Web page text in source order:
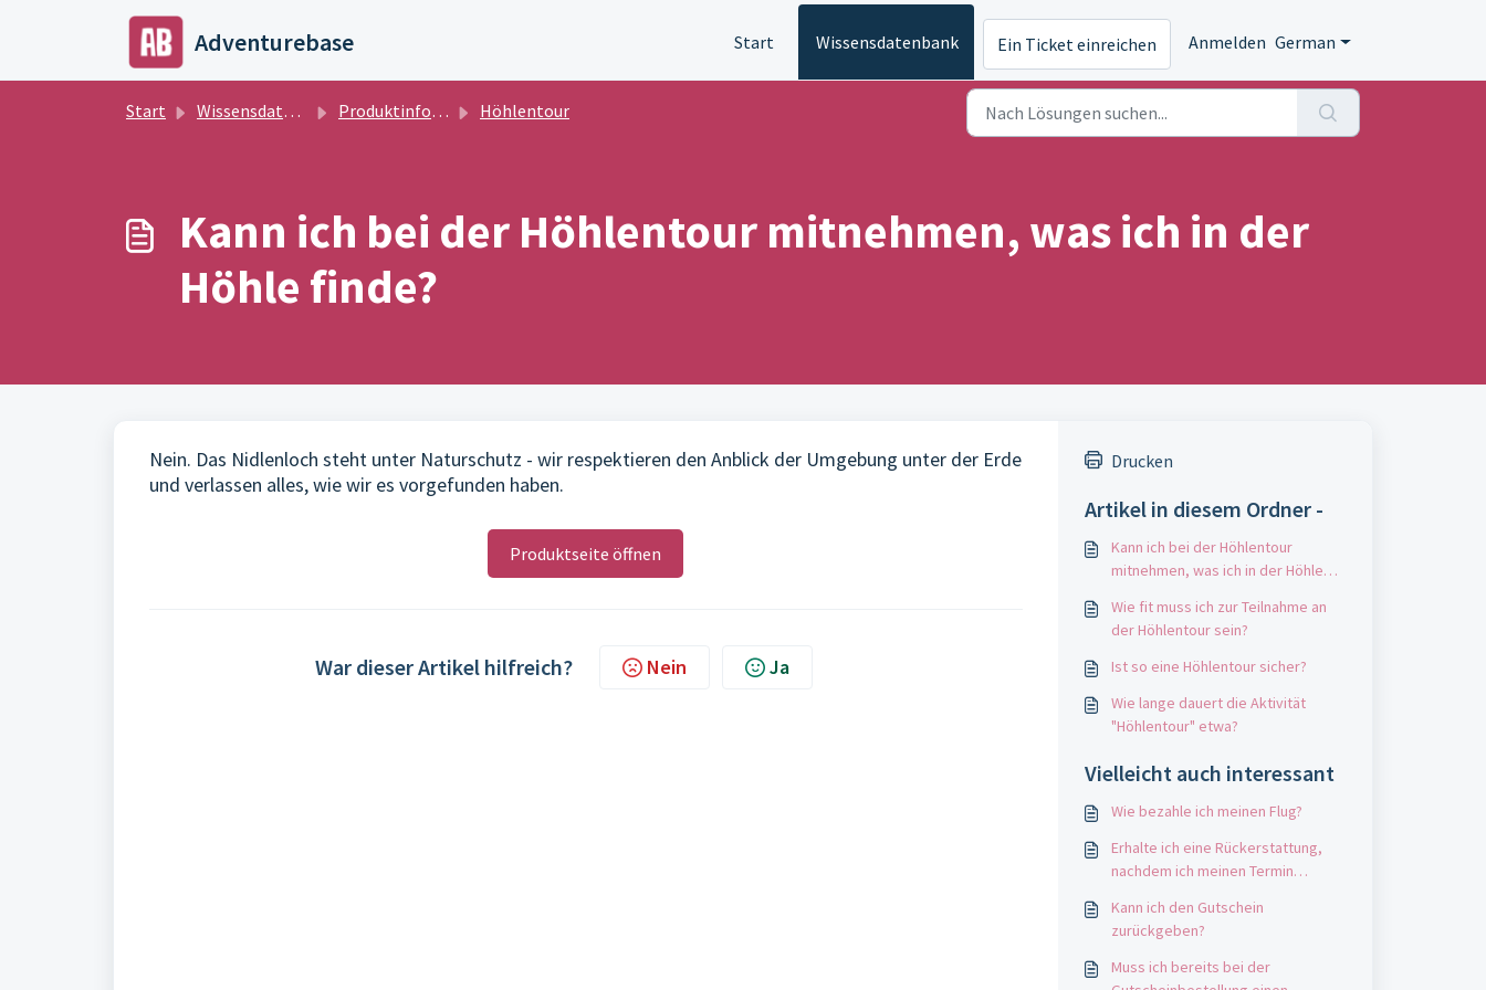
Zum hauptsächlichen Inhalt gehen
Adventurebase Start Wissensdatenbank Ein Ticket einreichen Anmelden German
Start Wissensdatenbank Produktinformationen Höhlentour
Kann ich bei der Höhlentour mitnehmen, was ich in der
Höhle finde?
Nein. Das Nidlenloch steht unter Naturschutz - wir respektieren den Anblick der Umgebung unter der Erde
und verlassen alles, wie wir es vorgefunden haben.
Produktseite öffnen
War dieser Artikel hilfreich? Nein Ja
Drucken
Artikel in diesem Ordner -
Kann ich bei der Höhlentour
mitnehmen, was ich in der Höhle
Wie fit muss ich zur Teilnahme an
der Höhlentour sein?
Ist so eine Höhlentour sicher?
Wie lange dauert die Aktivität
"Höhlentour" etwa?
Vielleicht auch interessant
Wie bezahle ich meinen Flug?
Erhalte ich eine Rückerstattung,
nachdem ich meinen Termin
Kann ich den Gutschein
zurückgeben?
Muss ich bereits bei der